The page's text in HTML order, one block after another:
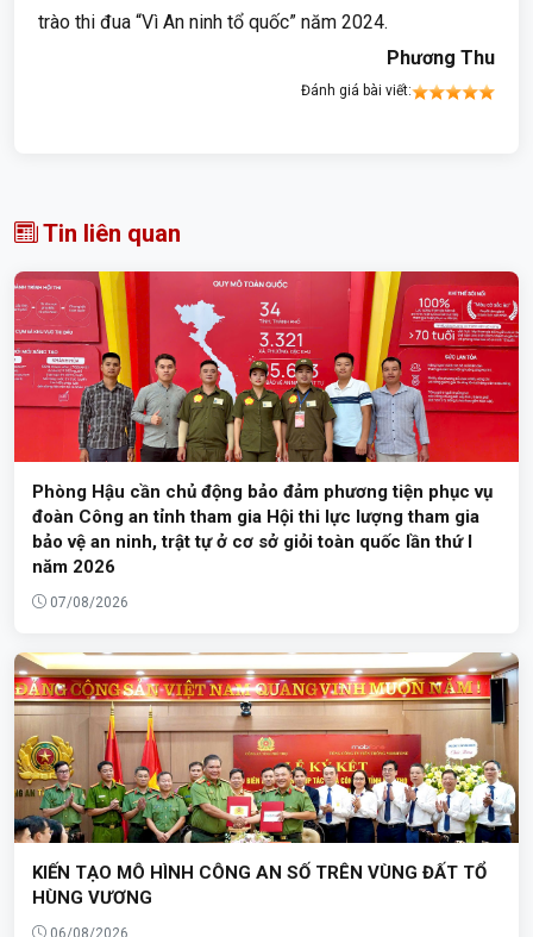
trào thi đua “Vì An ninh tổ quốc” năm 2024.
Phương Thu
Đánh giá bài viết:
Tin liên quan
Phòng Hậu cần chủ động bảo đảm phương tiện phục vụ
đoàn Công an tỉnh tham gia Hội thi lực lượng tham gia
bảo vệ an ninh, trật tự ở cơ sở giỏi toàn quốc lần thứ I
năm 2026
07/08/2026
KIẾN TẠO MÔ HÌNH CÔNG AN SỐ TRÊN VÙNG ĐẤT TỔ
HÙNG VƯƠNG
06/08/2026